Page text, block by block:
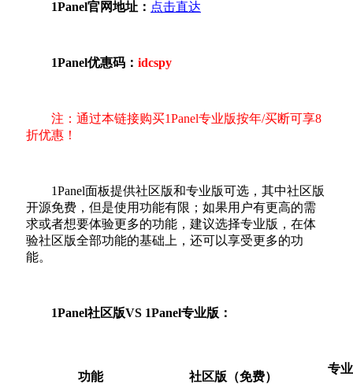
1Panel官网地址： 点击直达
1Panel优惠码： idcspy
注：通过本链接购买1Panel专业版按年/买断可享8
折优惠！
1Panel面板提供社区版和专业版可选，其中社区版
开源免费，但是使用功能有限；如果用户有更高的需
求或者想要体验更多的功能，建议选择专业版，在体
验社区版全部功能的基础上，还可以享受更多的功
能。
1Panel社区版VS 1Panel专业版：
功能 社区版（免费）
专